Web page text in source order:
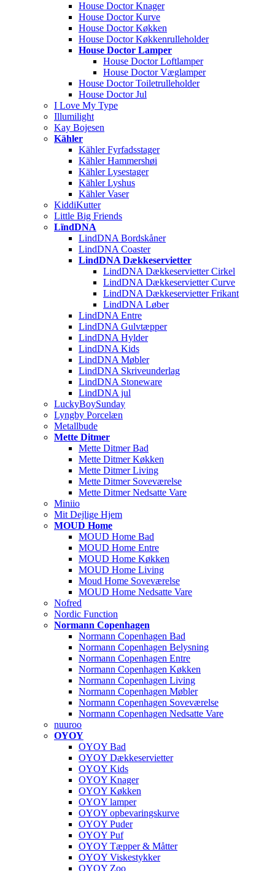
House Doctor Knager
House Doctor Kurve
House Doctor Køkken
House Doctor Køkkenrulleholder
House Doctor Lamper
House Doctor Loftlamper
House Doctor Væglamper
House Doctor Toiletrulleholder
House Doctor Jul
I Love My Type
Illumilight
Kay Bojesen
Kähler
Kähler Fyrfadsstager
Kähler Hammershøi
Kähler Lysestager
Kähler Lyshus
Kähler Vaser
KiddiKutter
Little Big Friends
LïndDNA
LindDNA Bordskåner
LindDNA Coaster
LindDNA Dækkeservietter
LindDNA Dækkeservietter Cirkel
LindDNA Dækkeservietter Curve
LindDNA Dækkeservietter Frikant
LindDNA Løber
LindDNA Entre
LindDNA Gulvtæpper
LindDNA Hylder
LindDNA Kids
LindDNA Møbler
LindDNA Skriveunderlag
LindDNA Stoneware
LindDNA jul
LuckyBoySunday
Lyngby Porcelæn
Metallbude
Mette Ditmer
Mette Ditmer Bad
Mette Ditmer Køkken
Mette Ditmer Living
Mette Ditmer Soveværelse
Mette Ditmer Nedsatte Vare
Miniio
Mit Dejlige Hjem
MOUD Home
MOUD Home Bad
MOUD Home Entre
MOUD Home Køkken
MOUD Home Living
Moud Home Soveværelse
MOUD Home Nedsatte Vare
Nofred
Nordic Function
Normann Copenhagen
Normann Copenhagen Bad
Normann Copenhagen Belysning
Normann Copenhagen Entre
Normann Copenhagen Køkken
Normann Copenhagen Living
Normann Copenhagen Møbler
Normann Copenhagen Soveværelse
Normann Copenhagen Nedsatte Vare
nuuroo
OYOY
OYOY Bad
OYOY Dækkeservietter
OYOY Kids
OYOY Knager
OYOY Køkken
OYOY lamper
OYOY opbevaringskurve
OYOY Puder
OYOY Puf
OYOY Tæpper & Måtter
OYOY Viskestykker
OYOY Zoo